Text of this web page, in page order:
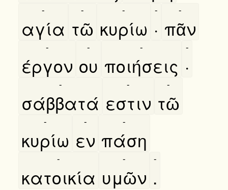
αγία
-
τῶ
-
κυρίω
-
·
-
πᾶν
-
έργον
-
ου
-
ποιήσεις
-
·
-
σάββατά
-
εστιν
-
τῶ
-
κυρίω
-
εν
-
πάση
-
κατοικία
-
υμῶν
-
.
-